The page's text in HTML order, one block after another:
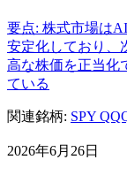
要点: 株式市場は
安定化しており、
高な株価を正当化
ている
関連銘柄: SPY
2026年6月26日